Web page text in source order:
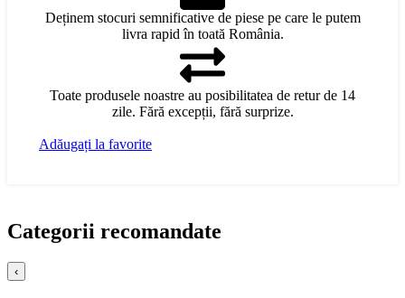
Deținem stocuri semnificative de piese pe care le putem
livra rapid în toată România.
Toate produsele noastre au posibilitatea de retur de 14
zile. Fără excepții, fără surprize.
Adăugați la favorite
Categorii recomandate
‹